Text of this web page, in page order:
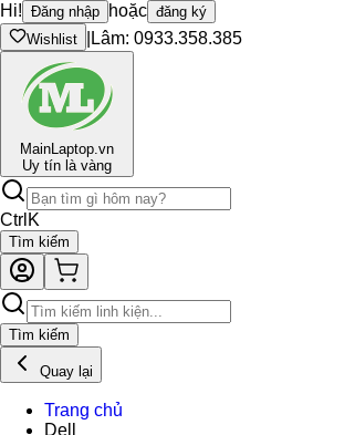
Hi! Đăng nhập hoặc đăng ký
Wishlist
Lâm: 0933.358.385
MainLaptop.vn
Uy tín là vàng
Ctrl K
Tìm kiếm
Tìm kiếm
Quay lại
Trang chủ
Dell